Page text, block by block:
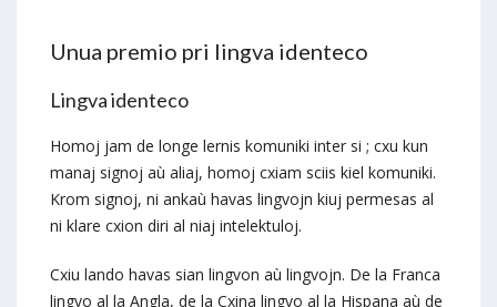
Unua premio pri lingva identeco
Lingva identeco
Homoj jam de longe lernis komuniki inter si ; cxu kun
manaj signoj aù aliaj, homoj cxiam sciis kiel komuniki.
Krom signoj, ni ankaù havas lingvojn kiuj permesas al
ni klare cxion diri al niaj intelektuloj.
Cxiu lando havas sian lingvon aù lingvojn. De la Franca
lingvo al la Angla, de la Cxina lingvo al la Hispana aù de